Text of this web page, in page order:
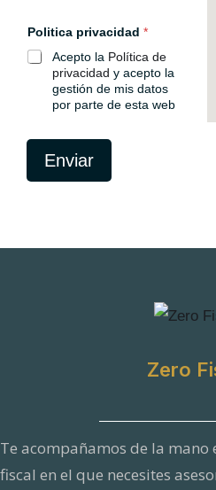
Politica privacidad *
Acepto la Política de
privacidad y acepto la
gestión de mis datos
por parte de esta web
r
a
Enviar
Zero
Te acompañamos de la mano
fiscal en el que necesites